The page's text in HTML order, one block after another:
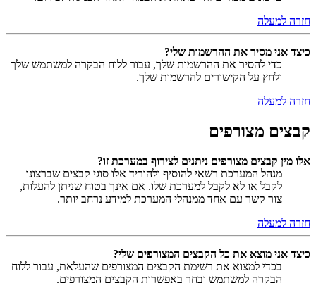
חזרה למעלה
כיצד אני מסיר את ההרשמות שלי?
כדי להסיר את ההרשמות שלך, עבור ללוח הבקרה למשתמש שלך
ולחץ על הקישורים להרשמות שלך.
חזרה למעלה
קבצים מצורפים
אלו מין קבצים מצורפים ניתנים לצירוף במערכת זו?
מנהל המערכת רשאי להוסיף ולהוריד אלו סוגי קבצים שברצונו
לקבל או לא לקבל למערכת שלו. אם אינך בטוח שניתן להעלות,
צור קשר עם אחד ממנהלי המערכת למידע נרחב יותר.
חזרה למעלה
כיצד אני מוצא את כל הקבצים המצורפים שלי?
בכדי למצוא את רשימת הקבצים המצורפים שהעלאת, עבור ללוח
הבקרה למשתמש ובחר באפשרות הקבצים המצורפים.